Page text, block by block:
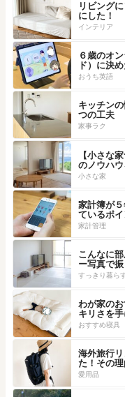
リビング
にした！
インテリア
６歳のオ
ド）に決め
おうち英語
キッチン
つの工夫
家事ラク
【小さな
のノウハウ
小さな家
家計簿が
ているポイ
家計管理
こんなに
ー写真で
すっきり暮ら
わが家の
キリさを
おすすめ寝具
海外旅行
た！その
愛用品